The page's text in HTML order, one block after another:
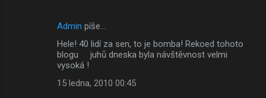
Admin píše…
Hele! 40 lidí za sen, to je bomba! Rekoed tohoto
blogu juhů dneska byla návštěvnost velmi
vysoká !
15 ledna, 2010 00:45